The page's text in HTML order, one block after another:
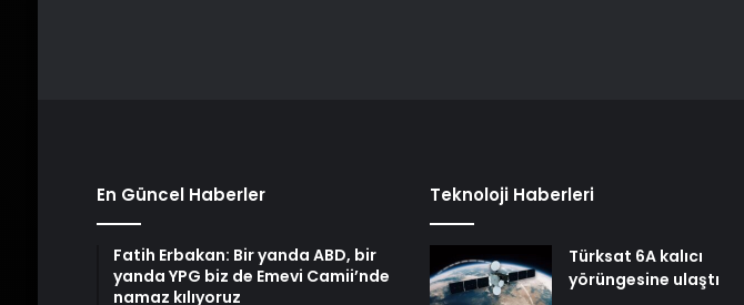
En Güncel Haberler
Fatih Erbakan: Bir yanda ABD, bir
yanda YPG biz de Emevi Camii’nde
namaz kılıyoruz
Teknoloji Haberleri
Türksat 6A kalıcı
yörüngesine ulaştı